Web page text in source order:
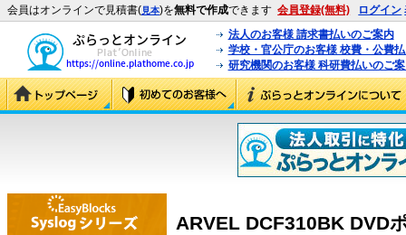
会員はオンラインで見積書(見本)を無料で作成できます 会員登録(無料) ログイン
法人のお客様 請求書払いのご案内
学校・官公庁のお客様 校費・公費
研究機関のお客様 科研費払いのご
ARVEL DCF310BK DVD